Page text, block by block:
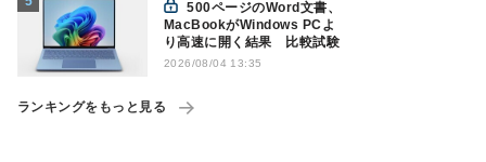
500ページのWord文書、
MacBookがWindows PCよ
り高速に開く結果 比較試験
2026/08/04 13:35
ランキングをもっと見る